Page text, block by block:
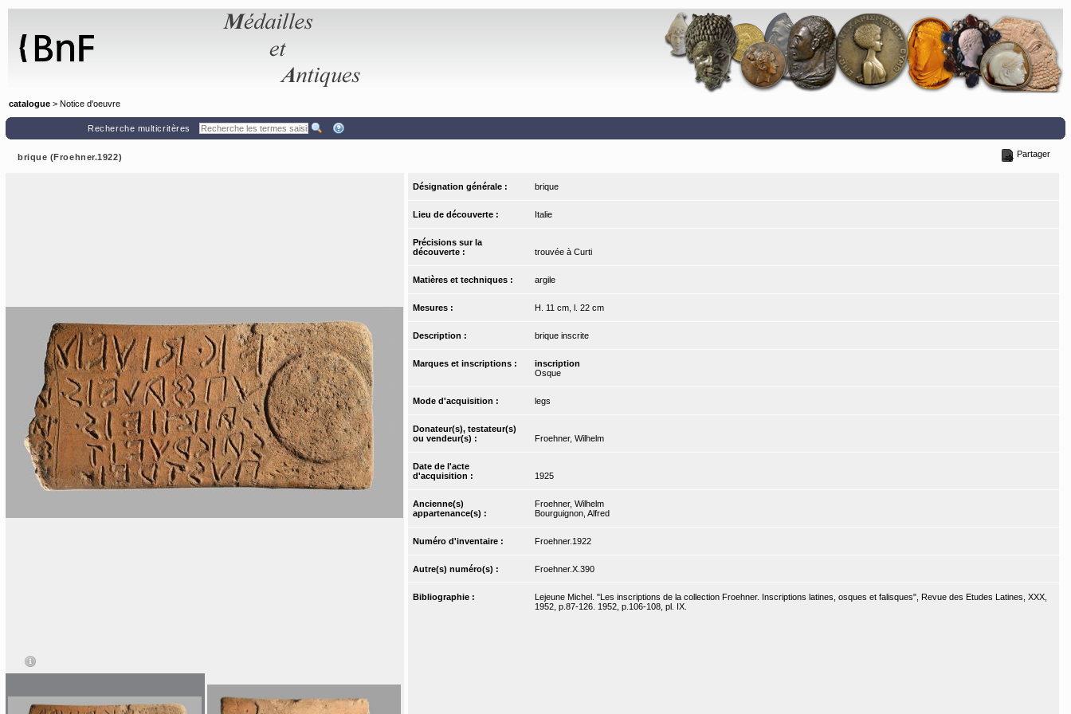
catalogue > Notice d'oeuvre
Recherche multicritères
brique (Froehner.1922) Partager
Désignation générale : brique
Lieu de découverte : Italie
Précisions sur la
découverte :
trouvée à Curti
Matières et techniques : argile
Mesures : H. 11 cm, l. 22 cm
Description : brique inscrite
Marques et inscriptions :
inscription
Osque
Mode d'acquisition : legs
Donateur(s), testateur(s)
ou vendeur(s) :
Froehner, Wilhelm
Date de l'acte
d'acquisition :
1925
Ancienne(s)
appartenance(s) :
Froehner, Wilhelm
Bourguignon, Alfred
Numéro d'inventaire : Froehner.1922
Autre(s) numéro(s) : Froehner.X.390
Bibliographie :
Lejeune Michel. "Les inscriptions de la collection Froehner. Inscriptions latines, osques et falisques", Revue des Etudes Latines, XXX,
1952, p.87-126. 1952, p.106-108, pl. IX.